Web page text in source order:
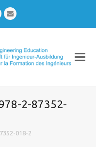
Email
2-87352-
018-2